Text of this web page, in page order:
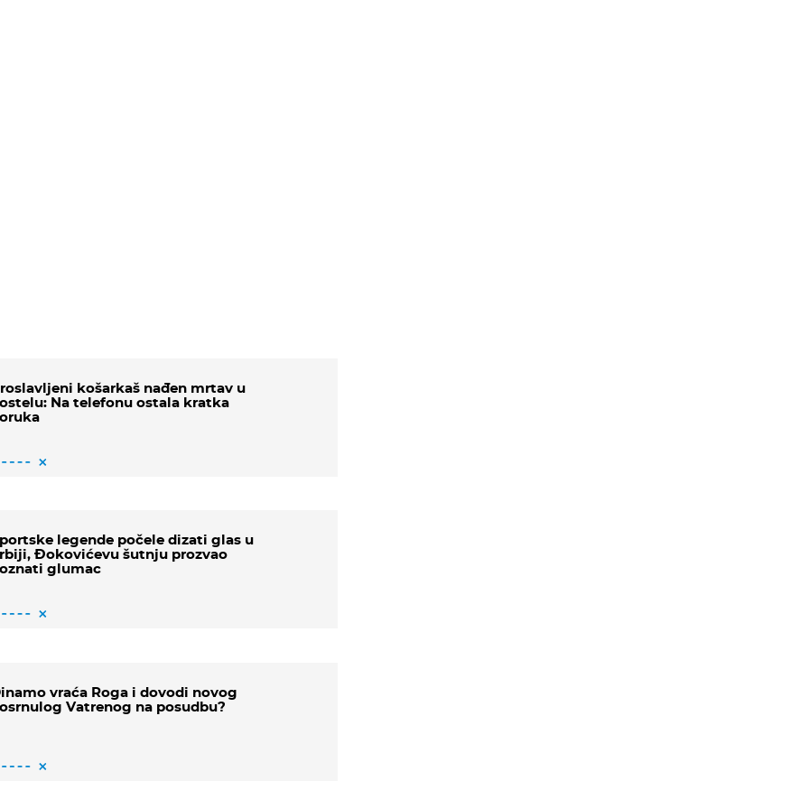
košarkaš nađen mrtav u
Na telefonu ostala kratka
legende počele dizati glas u
Đokovićevu šutnju prozvao
glumac
vraća Roga i dovodi novog
Vatrenog na posudbu?